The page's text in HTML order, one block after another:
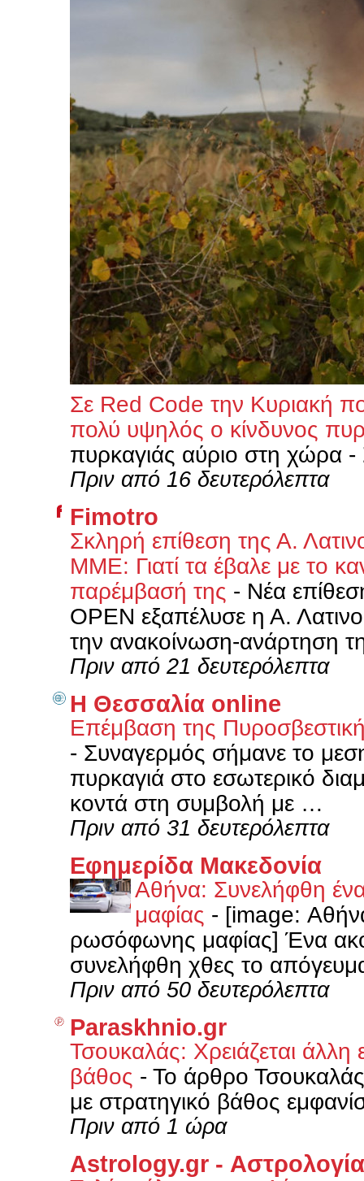
Σε Red Code την Κυριακή
πολύ υψηλός ο κίνδυνος
πυρκαγιάς αύριο στη χώρα -
Πριν από 16 δευτερόλεπτα
Fimotro
Σκληρή επίθεση της Α.
ΜΜΕ: Γιατί τα έβαλε με το
παρέμβασή της - Νέα
OPEN εξαπέλυσε η Α.
την ανακοίνωση-ανάρτηση
Πριν από 21 δευτερόλεπτα
Η Θεσσαλία online
Επέμβαση της
- Συναγερμός σήμανε το
πυρκαγιά στο εσωτερικό
κοντά στη συμβολή με …
Πριν από 31 δευτερόλεπτα
Εφημερίδα Μακεδονία
Αθήνα: Συνελήφθη
μαφίας - [image:
ρωσόφωνης μαφίας] Ένα
συνελήφθη χθες το
Πριν από 50 δευτερόλεπτα
Paraskhnio.gr
Τσουκαλάς: Xρειάζεται άλλη
βάθος - Το άρθρο Τσουκαλάς:
με στρατηγικό βάθος
Πριν από 1 ώρα
Astrology.gr - Αστρολογία